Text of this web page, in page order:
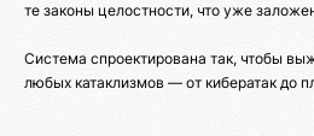
те законы целостности, что уже
Система спроектирована так, чтобы
любых катаклизмов — от кибератак до